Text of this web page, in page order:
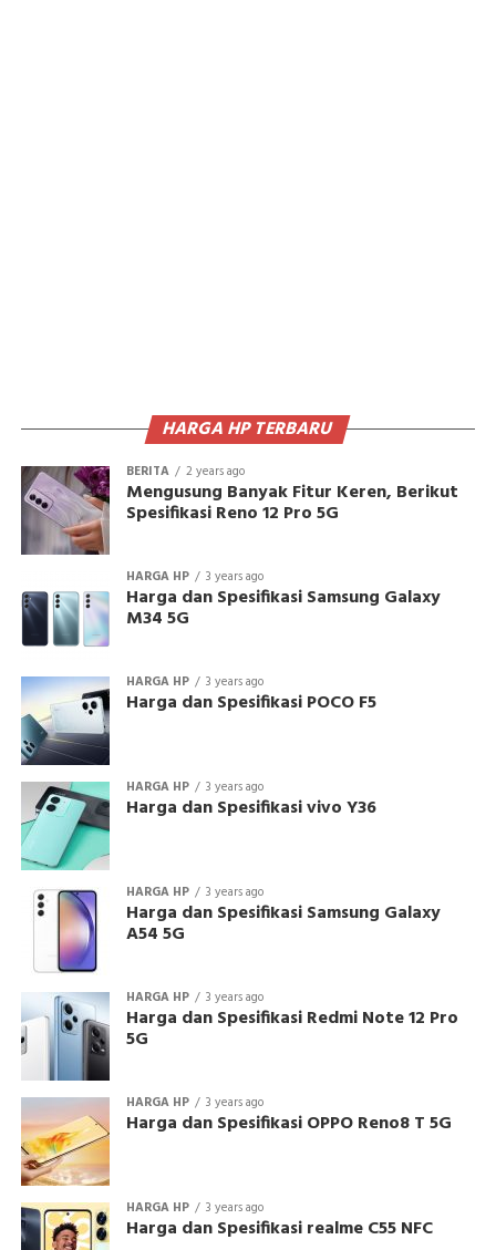
HARGA HP TERBARU
BERITA 2 years ago
Mengusung Banyak Fitur Keren, Berikut
Spesifikasi Reno 12 Pro 5G
HARGA HP 3 years ago
Harga dan Spesifikasi Samsung Galaxy
M34 5G
HARGA HP 3 years ago
Harga dan Spesifikasi POCO F5
HARGA HP 3 years ago
Harga dan Spesifikasi vivo Y36
HARGA HP 3 years ago
Harga dan Spesifikasi Samsung Galaxy
A54 5G
HARGA HP 3 years ago
Harga dan Spesifikasi Redmi Note 12 Pro
5G
HARGA HP 3 years ago
Harga dan Spesifikasi OPPO Reno8 T 5G
HARGA HP 3 years ago
Harga dan Spesifikasi realme C55 NFC